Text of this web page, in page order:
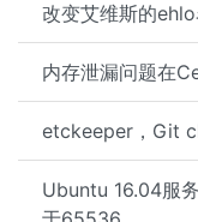
改变艾维斯的
内存泄漏问题在
etckeeper，Git
Ubuntu 16.04服